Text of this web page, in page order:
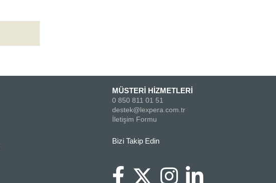
MÜSTERİ HİZMETLERİ
0 850 811 01 51
destek@lexpera.com.tr
İletişim Formu
Bizi Takip Edin